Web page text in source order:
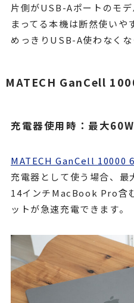
片側がUSB-Aポートのモ
まってる本機は断然使いや
めっきりUSB-A使わなくな
MATECH GanCell
充電器使用時：最大
MATECH GanCell 10000
充電器として使う場合、最
14インチMacBook Pro含
ットが急速充電できます。